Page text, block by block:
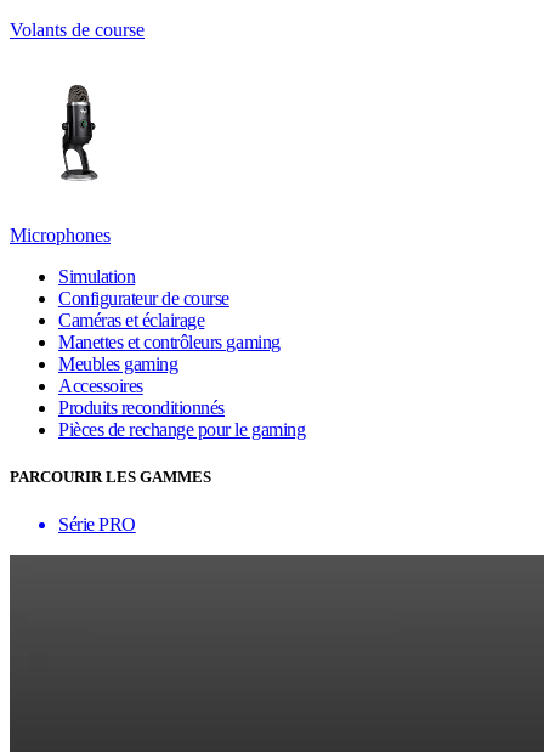
Volants de course
Microphones
Simulation
Configurateur de course
Caméras et éclairage
Manettes et contrôleurs gaming
Meubles gaming
Accessoires
Produits reconditionnés
Pièces de rechange pour le gaming
PARCOURIR LES GAMMES
Série PRO